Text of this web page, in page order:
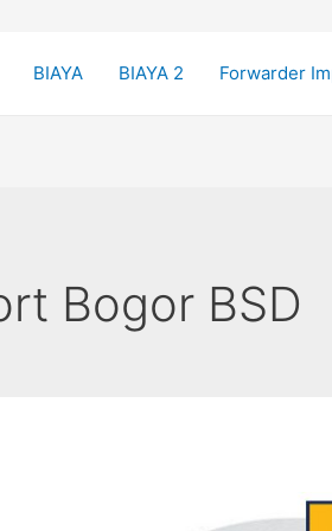
BIAYA BIAYA 2 Forwarder
Bogor BSD